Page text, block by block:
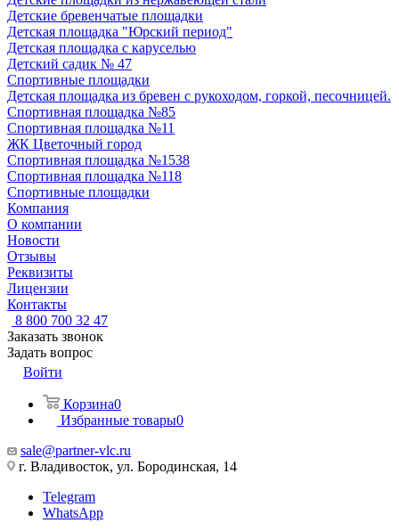
Детские бревенчатые площадки
Детская площадка "Юрский период"
Детская площадка с каруселью
Детский садик № 47
Спортивные площадки
Детская площадка из бревен с рукоходом, горкой, песочницей.
Спортивная площадка №85
Спортивная площадка №11
ЖК Цветочный город
Спортивная площадка №1538
Спортивная площадка №118
Спортивные площадки
Компания
О компании
Новости
Отзывы
Реквизиты
Лицензии
Контакты
8 800 700 32 47
Заказать звонок
Задать вопрос
Войти
Корзина0
Избранные товары0
sale@partner-vlc.ru
г. Владивосток, ул. Бородинская, 14
Telegram
WhatsApp